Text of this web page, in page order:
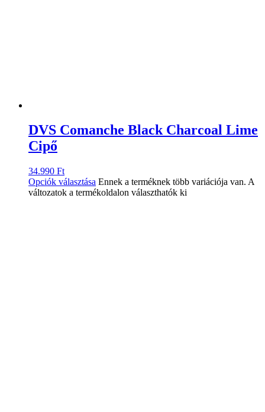
DVS Comanche Black Charcoal Lime
Cipő
34.990 Ft
Opciók választása Ennek a terméknek több variációja van. A
változatok a termékoldalon választhatók ki